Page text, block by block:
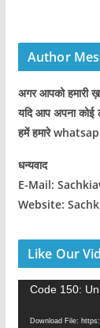
Author
अगर आपको हमारी
यदि आप अपना कोई
हमें हमारे
धन्यवाद
E-Mail:
Website:
Like Our
Code 150:
Download File: